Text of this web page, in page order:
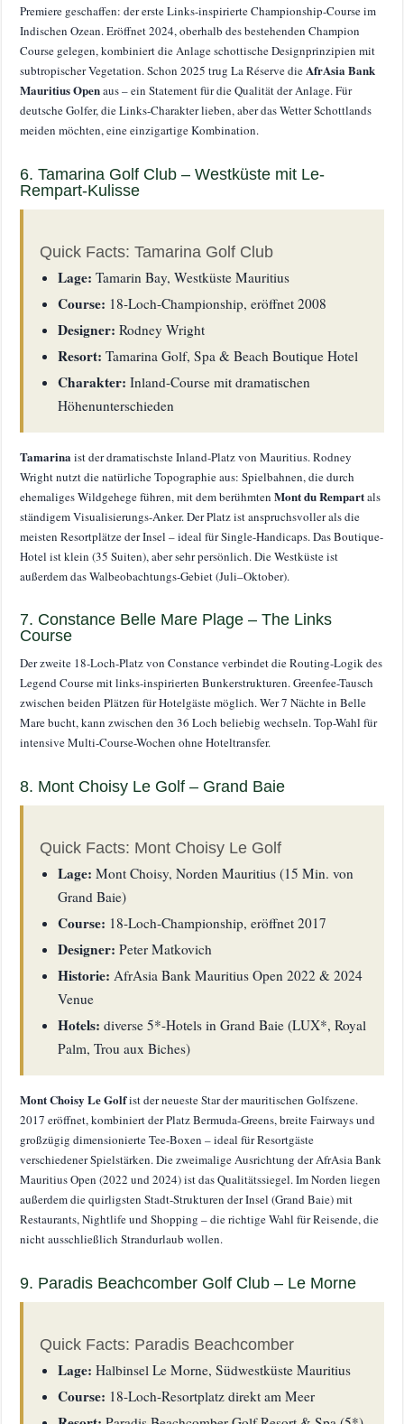
Premiere geschaffen: der erste Links-inspirierte Championship-Course im
Indischen Ozean. Eröffnet 2024, oberhalb des bestehenden Champion
Course gelegen, kombiniert die Anlage schottische Designprinzipien mit
subtropischer Vegetation. Schon 2025 trug La Réserve dieAfrAsia Bank
Mauritius Openaus – ein Statement für die Qualität der Anlage. Für
deutsche Golfer, die Links-Charakter lieben, aber das Wetter Schottlands
meiden möchten, eine einzigartige Kombination.
6. Tamarina Golf Club – Westküste mit Le-
Rempart-Kulisse
Quick Facts: Tamarina Golf Club
Lage: Tamarin Bay, Westküste Mauritius
Course: 18-Loch-Championship, eröffnet 2008
Designer: Rodney Wright
Resort: Tamarina Golf, Spa & Beach Boutique Hotel
Charakter: Inland-Course mit dramatischen
Höhenunterschieden
Tamarina ist der dramatischste Inland-Platz von Mauritius. Rodney
Wright nutzt die natürliche Topographie aus: Spielbahnen, die durch
ehemaliges Wildgehege führen, mit dem berühmtenMont du Rempartals
ständigem Visualisierungs-Anker. Der Platz ist anspruchsvoller als die
meisten Resortplätze der Insel – ideal für Single-Handicaps. Das Boutique-
Hotel ist klein (35 Suiten), aber sehr persönlich. Die Westküste ist
außerdem das Walbeobachtungs-Gebiet (Juli–Oktober).
7. Constance Belle Mare Plage – The Links
Course
Der zweite 18-Loch-Platz von Constance verbindet die Routing-Logik des
Legend Course mit links-inspirierten Bunkerstrukturen. Greenfee-Tausch
zwischen beiden Plätzen für Hotelgäste möglich. Wer 7 Nächte in Belle
Mare bucht, kann zwischen den 36 Loch beliebig wechseln. Top-Wahl für
intensive Multi-Course-Wochen ohne Hoteltransfer.
8. Mont Choisy Le Golf – Grand Baie
Quick Facts: Mont Choisy Le Golf
Lage: Mont Choisy, Norden Mauritius (15 Min. von
Grand Baie)
Course: 18-Loch-Championship, eröffnet 2017
Designer: Peter Matkovich
Historie: AfrAsia Bank Mauritius Open 2022 & 2024
Venue
Hotels: diverse 5*-Hotels in Grand Baie (LUX*, Royal
Palm, Trou aux Biches)
Mont Choisy Le Golfist der neueste Star der mauritischen Golfszene.
2017 eröffnet, kombiniert der Platz Bermuda-Greens, breite Fairways und
großzügig dimensionierte Tee-Boxen – ideal für Resortgäste
verschiedener Spielstärken. Die zweimalige Ausrichtung der AfrAsia Bank
Mauritius Open (2022 und 2024) ist das Qualitätssiegel. Im Norden liegen
außerdem die quirligsten Stadt-Strukturen der Insel (Grand Baie) mit
Restaurants, Nightlife und Shopping – die richtige Wahl für Reisende, die
nicht ausschließlich Strandurlaub wollen.
9. Paradis Beachcomber Golf Club – Le Morne
Quick Facts: Paradis Beachcomber
Lage: Halbinsel Le Morne, Südwestküste Mauritius
Course: 18-Loch-Resortplatz direkt am Meer